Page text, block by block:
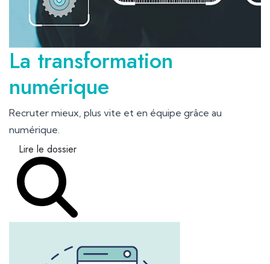
La transformation
numérique
Recruter mieux, plus vite et en équipe grâce au
numérique.
Lire le dossier